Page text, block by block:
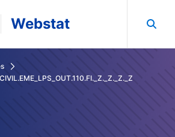
navigation
Webstat